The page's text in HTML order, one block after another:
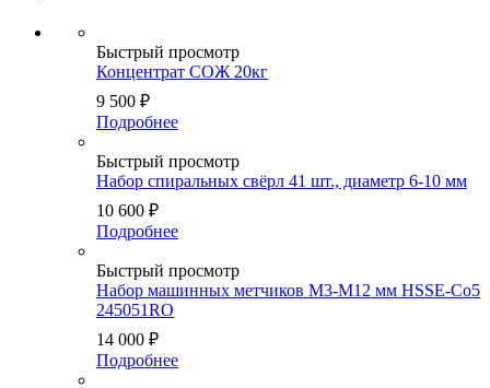
Быстрый просмотр
Концентрат СОЖ 20кг
9 500 ₽
Подробнее
Быстрый просмотр
Набор спиральных свёрл 41 шт., диаметр 6-10 мм
10 600 ₽
Подробнее
Быстрый просмотр
Набор машинных метчиков M3-М12 мм HSSE-Co5
245051RO
14 000 ₽
Подробнее